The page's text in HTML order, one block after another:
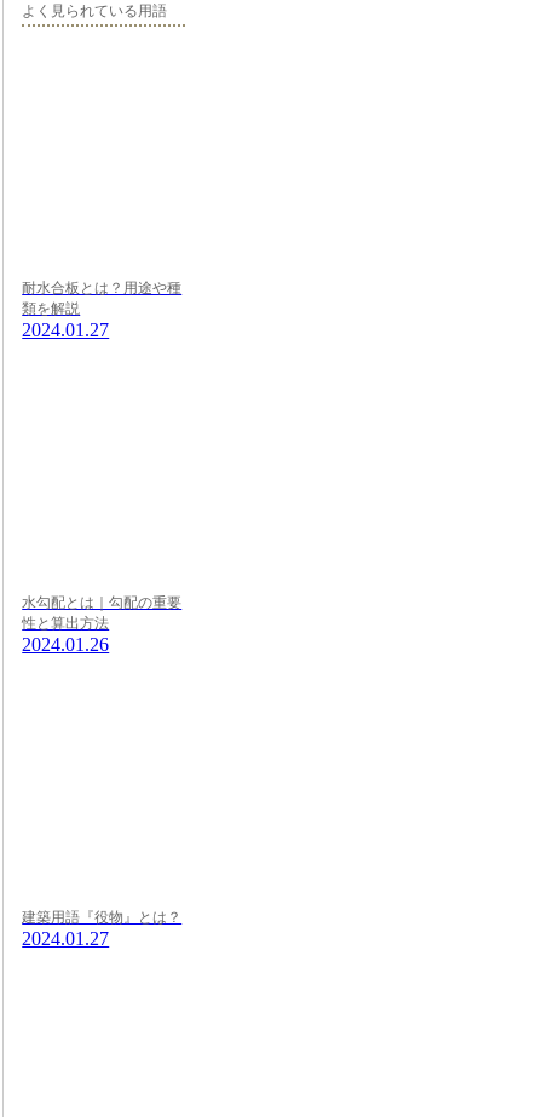
よく見られている用語
耐水合板とは？用途や種
類を解説
2024.01.27
水勾配とは｜勾配の重要
性と算出方法
2024.01.26
建築用語『役物』とは？
2024.01.27